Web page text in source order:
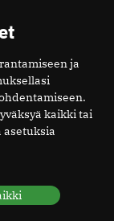
hyviä
ja
kaikki tai
asetuksia